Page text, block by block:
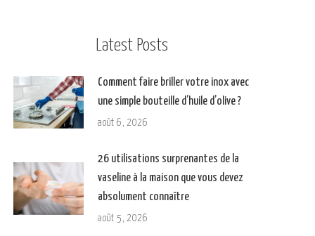
Latest Posts
Comment faire briller votre inox avec
une simple bouteille d’huile d’olive ?
août 6, 2026
26 utilisations surprenantes de la
vaseline à la maison que vous devez
absolument connaître
août 5, 2026